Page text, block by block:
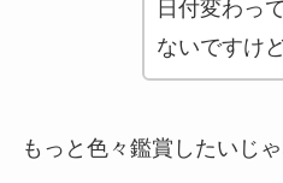
日付変わっ
ないですけ
もっと色々鑑賞したいじ